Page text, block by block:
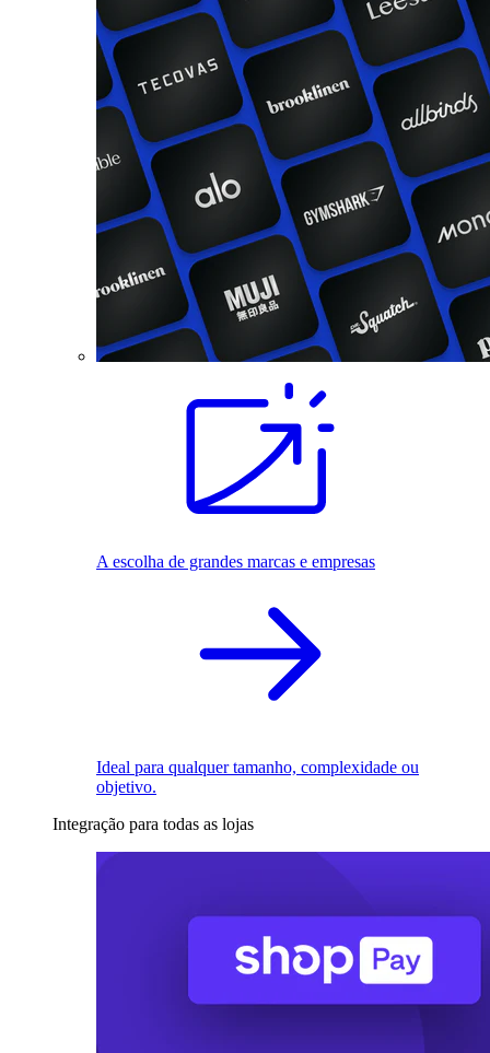
A escolha de grandes marcas e empresas
Ideal para qualquer tamanho, complexidade ou
objetivo.
Integração para todas as lojas